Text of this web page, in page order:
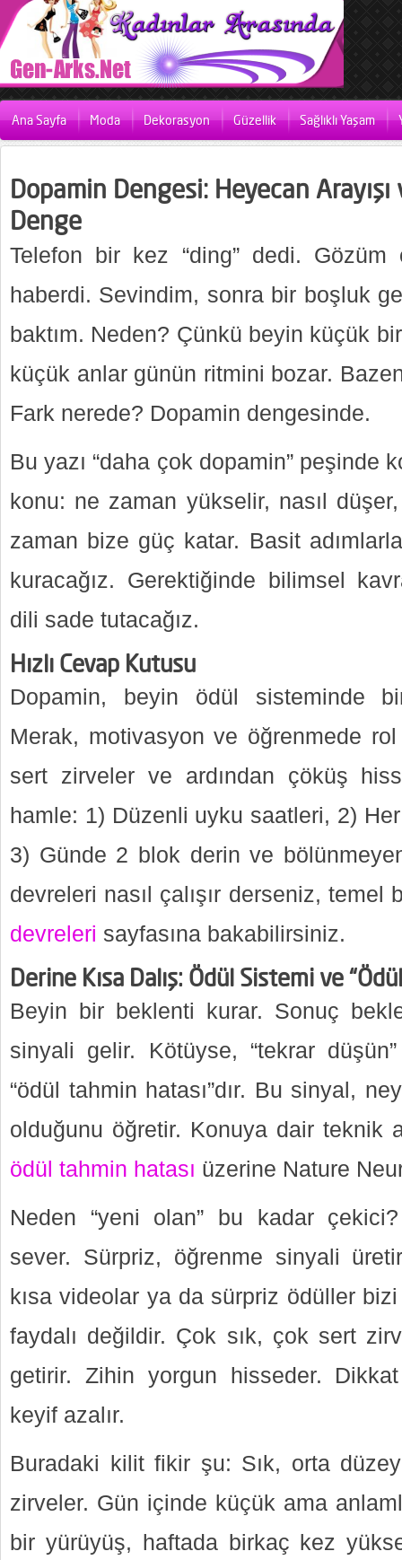
Ana Sayfa Moda Dekorasyon Güzellik Sağlıklı Yaşam
Dopamin Dengesi: Heyecan
Denge
Telefon bir kez “ding” dedi.
haberdi. Sevindim, sonra bir boşluk
baktım. Neden? Çünkü beyin küçük
küçük anlar günün ritmini bozar.
Fark nerede? Dopamin dengesinde.
Bu yazı “daha çok dopamin” peşinde
konu: ne zaman yükselir, nasıl
zaman bize güç katar. Basit
kuracağız. Gerektiğinde bilimsel
dili sade tutacağız.
Hızlı Cevap Kutusu
Dopamin, beyin ödül sisteminde
Merak, motivasyon ve öğrenmede rol
sert zirveler ve ardından çöküş
hamle: 1) Düzenli uyku saatleri, 2)
3) Günde 2 blok derin ve
devreleri nasıl çalışır derseniz,
devreleri sayfasına bakabilirsiniz.
Derine Kısa Dalış: Ödül Sistemi ve
Beyin bir beklenti kurar. Sonuç
sinyali gelir. Kötüyse, “tekrar
“ödül tahmin hatası”dır. Bu sinyal,
olduğunu öğretir. Konuya dair teknik
ödül tahmin hatası üzerine Nature
Neden “yeni olan” bu kadar
sever. Sürpriz, öğrenme sinyali
kısa videolar ya da sürpriz ödüller
faydalı değildir. Çok sık, çok sert
getirir. Zihin yorgun hisseder.
keyif azalır.
Buradaki kilit fikir şu: Sık, orta
zirveler. Gün içinde küçük ama
bir yürüyüş, haftada birkaç kez